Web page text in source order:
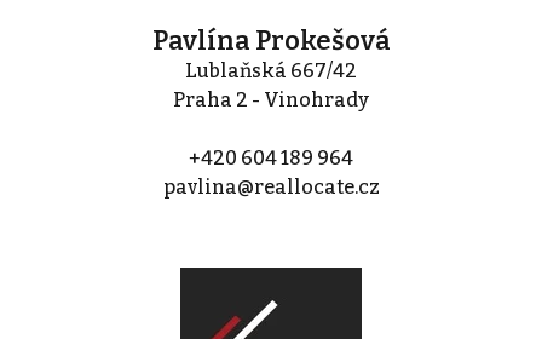
Pavlína Prokešová
Lublaňská 667/42
Praha 2 - Vinohrady
+420 604 189 964
pavlina@reallocate.cz